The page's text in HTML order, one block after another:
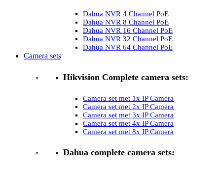
Dahua NVR 4 Channel PoE
Dahua NVR 8 Channel PoE
Dahua NVR 16 Channel PoE
Dahua NVR 32 Channel PoE
Dahua NVR 64 Channel PoE
Camera sets
Hikvision Complete camera sets:
Camera set met 1x IP Camera
Camera set met 2x IP Camera
Camera set met 3x IP Camera
Camera set met 4x IP Camera
Camera set met 8x IP Camera
Dahua complete camera sets: